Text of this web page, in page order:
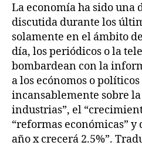
La economía ha sido una
discutida durante los
solamente en el ámbito
día, los periódicos o la
bombardean con la
a los ecónomos o
incansablemente sobre
industrias”, el
“reformas económicas”
año x crecerá 2.5%”.